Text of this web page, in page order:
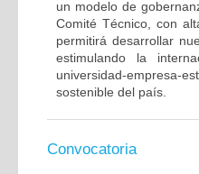
un modelo de
Comité Técnico, con
permitirá desarrollar
estimulando la
universidad-empresa-
sostenible del país.
Convocatoria